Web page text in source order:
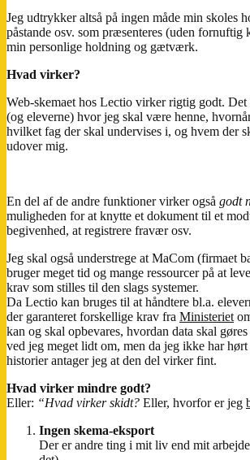
Jeg udtrykker altså på ingen måde min skoles
påstande osv. som præsenteres (uden
min personlige holdning og gætværk.
Hvad virker?
Web-skemaet hos Lectio virker rigtig godt.
(og eleverne) hvor jeg skal være henne,
hvilket fag der skal undervises i, og hvem der
udover mig.
En del af de andre funktioner virker også godt
muligheden for at knytte et dokument til et
begivenhed, at registrere fravær osv.
Jeg skal også understrege at MaCom (firmaet
bruger meget tid og mange ressourcer på at
krav som stilles til den slags systemer.
Da Lectio kan bruges til at håndtere bl.a.
der garanteret forskellige krav fra Ministeriet
kan og skal opbevares, hvordan data skal
ved jeg meget lidt om, men da jeg ikke har
historier antager jeg at den del virker fint.
Hvad virker mindre godt?
Eller: “Hvad virker skidt? Eller, hvorfor er jeg
Ingen skema-eksport
Der er andre ting i mit liv end mit